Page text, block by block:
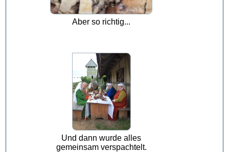
Aber so richtig...
Und dann wurde alles
gemeinsam verspachtelt.